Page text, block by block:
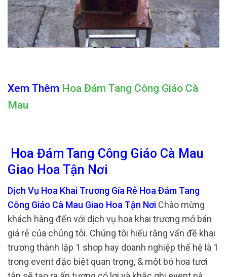
Xem Thêm Hoa Đám Tang Công Giáo Cà
Mau
Hoa Đám Tang Công Giáo Cà Mau
Giao Hoa Tận Nơi
Dịch Vụ Hoa Khai Trương Gía Rẻ Hoa Đám Tang
Công Giáo Cà Mau Giao Hoa Tận Nơi Chào mừng
khách hàng đến với dịch vụ hoa khai trương mở bán
giá rẻ của chúng tôi. Chúng tôi hiểu rằng vấn đề khai
trương thành lập 1 shop hay doanh nghiệp thế hệ là 1
trong event đặc biệt quan trọng, & một bó hoa tươi